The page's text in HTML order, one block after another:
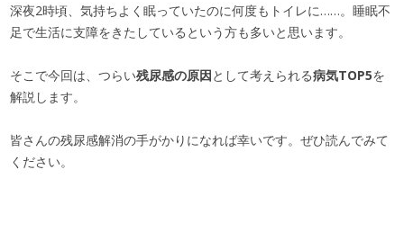
深夜2時頃、気持ちよく眠っていたのに何度もトイレに……。睡眠不
足で生活に支障をきたしているという方も多いと思います。
そこで今回は、つらい残尿感の原因として考えられる病気TOP5を
解説します。
皆さんの残尿感解消の手がかりになれば幸いです。ぜひ読んでみて
ください。